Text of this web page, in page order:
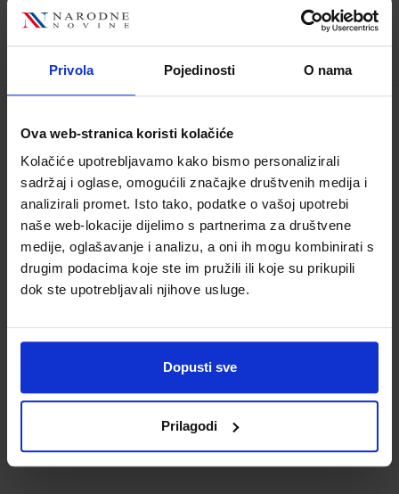
Privola Pojedinosti O nama
Ova web-stranica koristi kolačiće
Kolačiće upotrebljavamo kako bismo personalizirali
sadržaj i oglase, omogućili značajke društvenih medija i
analizirali promet. Isto tako, podatke o vašoj upotrebi
naše web-lokacije dijelimo s partnerima za društvene
medije, oglašavanje i analizu, a oni ih mogu kombinirati s
drugim podacima koje ste im pružili ili koje su prikupili
dok ste upotrebljavali njihove usluge.
Dopusti sve
Prilagodi
MOJ SRETNI BROJ 4; zbirka zadataka za
osnovne škole
Šifra proizvoda:569076 Šifra omota:500239
Autor(i):Sanja Jakovljević Rogić Dubravka
Miklec Graciella Prtajin
Nakladnik:ŠKOLSKA KNJIGA d.d.
Registarski
broj ministarstva:7661-DOM2
12,00 €